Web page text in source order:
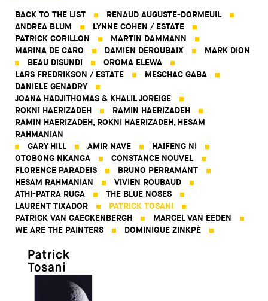
BACK TO THE LIST
RENAUD AUGUSTE-DORMEUIL
ANDREA BLUM
LYNNE COHEN / ESTATE
PATRICK CORILLON
MARTIN DAMMANN
MARINA DE CARO
DAMIEN DEROUBAIX
MARK DION
BEAU DISUNDI
OROMA ELEWA
LARS FREDRIKSON / ESTATE
MESCHAC GABA
DANIELE GENADRY
JOANA HADJITHOMAS & KHALIL JOREIGE
ROKNI HAERIZADEH
RAMIN HAERIZADEH
RAMIN HAERIZADEH, ROKNI HAERIZADEH, HESAM
RAHMANIAN
GARY HILL
AMIR NAVE
HAIFENG NI
OTOBONG NKANGA
CONSTANCE NOUVEL
FLORENCE PARADEIS
BRUNO PERRAMANT
HESAM RAHMANIAN
VIVIEN ROUBAUD
ATHI-PATRA RUGA
THE BLUE NOSES
LAURENT TIXADOR
PATRICK TOSANI
PATRICK VAN CAECKENBERGH
MARCEL VAN EEDEN
WE ARE THE PAINTERS
DOMINIQUE ZINKPÈ